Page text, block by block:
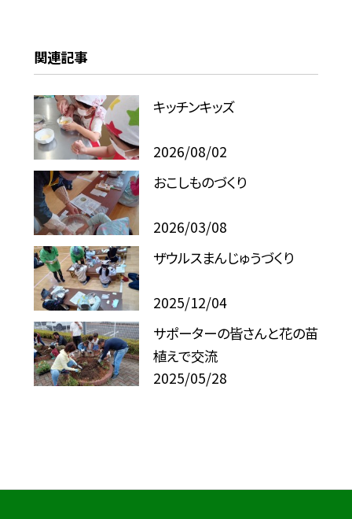
関連記事
キッチンキッズ
2026/08/02
おこしものづくり
2026/03/08
ザウルスまんじゅうづくり
2025/12/04
サポーターの皆さんと花の苗
植えで交流
2025/05/28